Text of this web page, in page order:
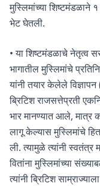
मुस्लिमांच्या शिष्टमंडळाने
भेट घेतली.
• या शिष्टमंडळाचे नेतृत्व
भागातील मुस्लिमांचे
यांनी तयार केलेले
ब्रिटिश राजसत्तेप्रती
भार मानण्यात आले, मात्र
लागू केल्यास मुस्लिमांचे
ली. त्यामुळे त्यांनी स्वतंत्र
वितांना मुस्लिमांच्या
त्यांनी ब्रिटिश